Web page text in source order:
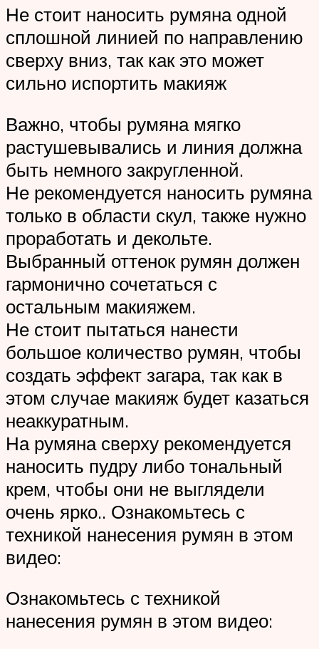
Не стоит наносить румяна одной
сплошной линией по направлению
сверху вниз, так как это может
сильно испортить макияж
Важно, чтобы румяна мягко
растушевывались и линия должна
быть немного закругленной.
Не рекомендуется наносить румяна
только в области скул, также нужно
проработать и декольте.
Выбранный оттенок румян должен
гармонично сочетаться с
остальным макияжем.
Не стоит пытаться нанести
большое количество румян, чтобы
создать эффект загара, так как в
этом случае макияж будет казаться
неаккуратным.
На румяна сверху рекомендуется
наносить пудру либо тональный
крем, чтобы они не выглядели
очень ярко.. Ознакомьтесь с
техникой нанесения румян в этом
видео:
Ознакомьтесь с техникой
нанесения румян в этом видео: